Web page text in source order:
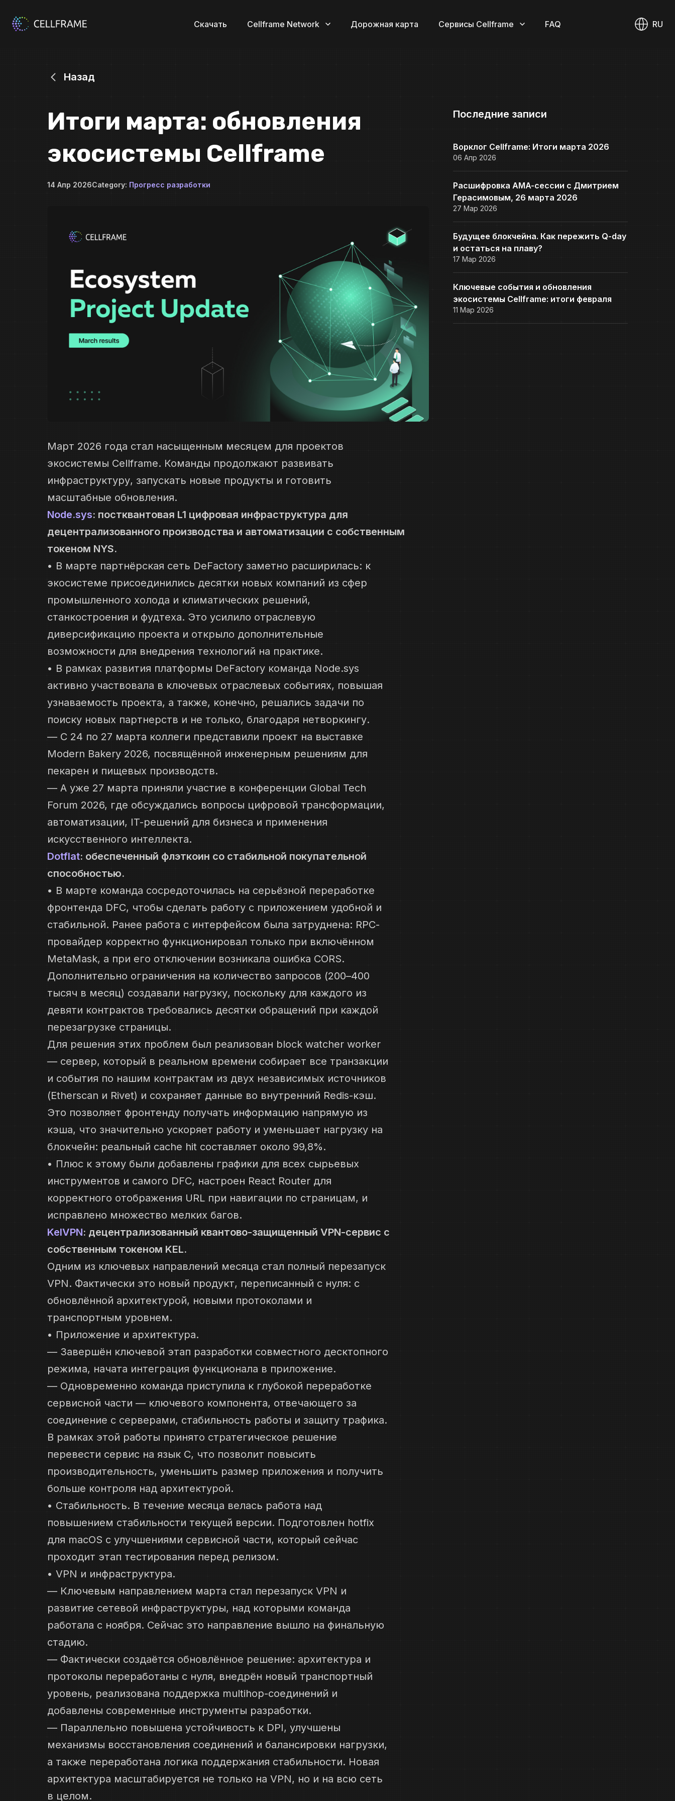
Скачать Cellframe Network Дорожная карта Сервисы Cellframe FAQ RU
Назад
Итоги марта: обновления
экосистемы Cellframe
14 Апр 2026Category: Прогресс разработки
Март 2026 года стал насыщенным месяцем для проектов
экосистемы Cellframe. Команды продолжают развивать
инфраструктуру, запускать новые продукты и готовить
масштабные обновления.
Node.sys: постквантовая L1 цифровая инфраструктура для
децентрализованного производства и автоматизации с собственным
токеном NYS.
• В марте партнёрская сеть DeFactory заметно расширилась: к
экосистеме присоединились десятки новых компаний из сфер
промышленного холода и климатических решений,
станкостроения и фудтеха. Это усилило отраслевую
диверсификацию проекта и открыло дополнительные
возможности для внедрения технологий на практике.
• В рамках развития платформы DeFactory команда Node.sys
активно участвовала в ключевых отраслевых событиях, повышая
узнаваемость проекта, а также, конечно, решались задачи по
поиску новых партнерств и не только, благодаря нетворкингу.
— С 24 по 27 марта коллеги представили проект на выставке
Modern Bakery 2026, посвящённой инженерным решениям для
пекарен и пищевых производств.
— А уже 27 марта приняли участие в конференции Global Tech
Forum 2026, где обсуждались вопросы цифровой трансформации,
автоматизации, IT-решений для бизнеса и применения
искусственного интеллекта.
Dotflat: обеспеченный флэткоин со стабильной покупательной
способностью.
• В марте команда сосредоточилась на серьёзной переработке
фронтенда DFC, чтобы сделать работу с приложением удобной и
стабильной. Ранее работа с интерфейсом была затруднена: RPC-
провайдер корректно функционировал только при включённом
MetaMask, а при его отключении возникала ошибка CORS.
Дополнительно ограничения на количество запросов (200–400
тысяч в месяц) создавали нагрузку, поскольку для каждого из
девяти контрактов требовались десятки обращений при каждой
перезагрузке страницы.
Для решения этих проблем был реализован block watcher worker
— сервер, который в реальном времени собирает все транзакции
и события по нашим контрактам из двух независимых источников
(Etherscan и Rivet) и сохраняет данные во внутренний Redis-кэш.
Это позволяет фронтенду получать информацию напрямую из
кэша, что значительно ускоряет работу и уменьшает нагрузку на
блокчейн: реальный cache hit составляет около 99,8%.
• Плюс к этому были добавлены графики для всех сырьевых
инструментов и самого DFC, настроен React Router для
корректного отображения URL при навигации по страницам, и
исправлено множество мелких багов.
KelVPN: децентрализованный квантово-защищенный VPN-сервис с
собственным токеном KEL.
Одним из ключевых направлений месяца стал полный перезапуск
VPN. Фактически это новый продукт, переписанный с нуля: с
обновлённой архитектурой, новыми протоколами и
транспортным уровнем.
• Приложение и архитектура.
— Завершён ключевой этап разработки совместного десктопного
режима, начата интеграция функционала в приложение.
— Одновременно команда приступила к глубокой переработке
сервисной части — ключевого компонента, отвечающего за
соединение с серверами, стабильность работы и защиту трафика.
В рамках этой работы принято стратегическое решение
перевести сервис на язык C, что позволит повысить
производительность, уменьшить размер приложения и получить
больше контроля над архитектурой.
• Стабильность. В течение месяца велась работа над
повышением стабильности текущей версии. Подготовлен hotfix
для macOS с улучшениями сервисной части, который сейчас
проходит этап тестирования перед релизом.
• VPN и инфраструктура.
— Ключевым направлением марта стал перезапуск VPN и
развитие сетевой инфраструктуры, над которыми команда
работала с ноября. Сейчас это направление вышло на финальную
стадию.
— Фактически создаётся обновлённое решение: архитектура и
протоколы переработаны с нуля, внедрён новый транспортный
уровень, реализована поддержка multihop-соединений и
добавлены современные инструменты разработки.
— Параллельно повышена устойчивость к DPI, улучшены
механизмы восстановления соединений и балансировки нагрузки,
а также переработана логика поддержания стабильности. Новая
архитектура масштабируется не только на VPN, но и на всю сеть
в целом.
Последние записи
Ворклог Cellframe: Итоги марта 2026
06 Апр 2026
Расшифровка AMA-сессии с Дмитрием
Герасимовым, 26 марта 2026
27 Мар 2026
Будущее блокчейна. Как пережить Q-day
и остаться на плаву?
17 Мар 2026
Ключевые события и обновления
экосистемы Cellframe: итоги февраля
11 Мар 2026